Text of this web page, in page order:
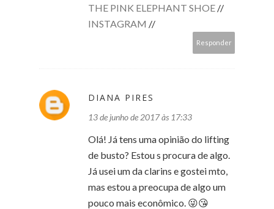
THE PINK ELEPHANT SHOE //
INSTAGRAM //
Responder
DIANA PIRES
13 de junho de 2017 às 17:33
Olá! Já tens uma opinião do lifting
de busto? Estou s procura de algo.
Já usei um da clarins e gostei mto,
mas estou a preocupa de algo um
pouco mais econômico. 😜😘